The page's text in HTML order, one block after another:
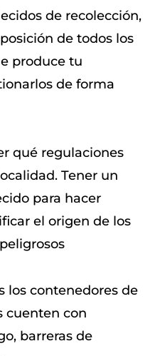
de recolección,
de todos los
produce tu
de forma
qué regulaciones
Tener un
para hacer
el origen de los
los contenedores de
cuenten con
barreras de